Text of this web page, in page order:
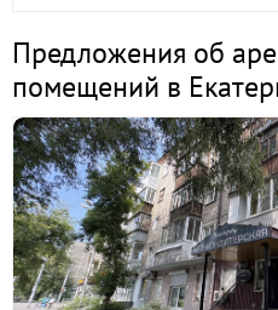
Предложения об
помещений в